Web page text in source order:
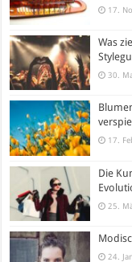
17.
Was
30.
17.
Die
25.
24.